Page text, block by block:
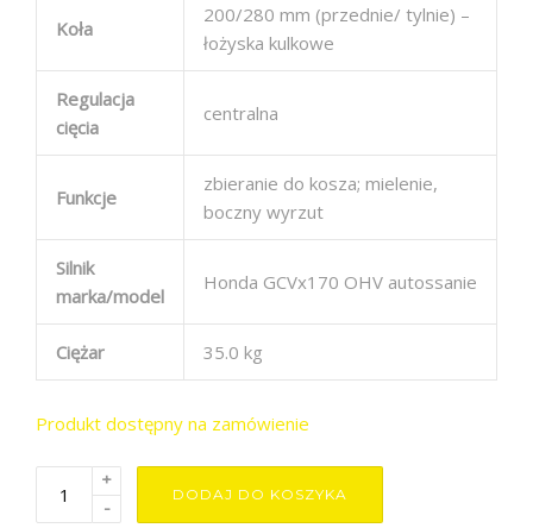
Koła
200/280 mm (przednie/ tylnie) –
łożyska kulkowe
Regulacja
cięcia
centralna
Funkcje
zbieranie do kosza; mielenie,
boczny wyrzut
Silnik
marka/model
Honda GCVx170 OHV autossanie
Ciężar 35.0 kg
Produkt dostępny na zamówienie
+
-
DODAJ DO KOSZYKA